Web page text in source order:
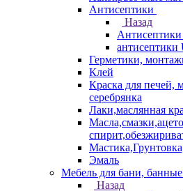
Антисептики
Назад
Антисептики
антисептики
Герметики,
Клей
Краска для печей,
серебрянка
Лаки,маслянная
Эмаль
Мебель для бани, банные
Назад